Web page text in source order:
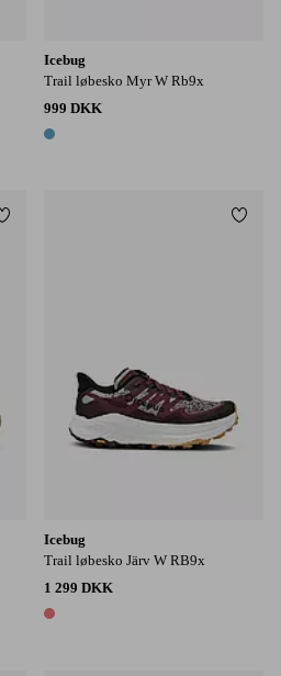
Icebug
Trail løbesko Myr W Rb9x
999 DKK
1 farve
Tilføj til favoritter
Icebug
Trail løbesko Järv W RB9x
1 299 DKK
1 farve